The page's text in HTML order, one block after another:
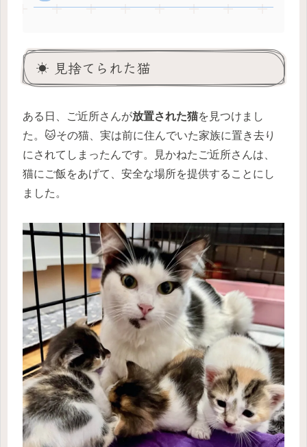
☀️ 見捨てられた猫
ある日、ご近所さんが放置された猫を見つけまし
た。🐱その猫、実は前に住んでいた家族に置き去り
にされてしまったんです。見かねたご近所さんは、
猫にご飯をあげて、安全な場所を提供することにし
ました。